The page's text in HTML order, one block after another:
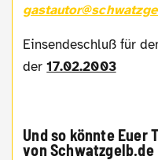
Einsendeschluß für den Wettbewerb ist übrigens
der17.02.2003
Und so könnte Euer
von